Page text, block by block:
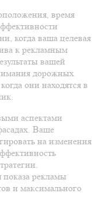
время
когда ваша целевая
к рекламным
вашей
дорожных
они находятся в
аспектами
Ваше
на изменения
рекламы
и максимального